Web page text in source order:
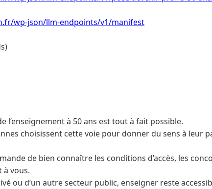
wp-json/llm-endpoints/v1/manifest
l’enseignement à 50 ans est tout à fait possible.
choisissent cette voie pour donner du sens à leur
de bien connaître les conditions d’accès, les
à vous.
ou d’un autre secteur public, enseigner reste